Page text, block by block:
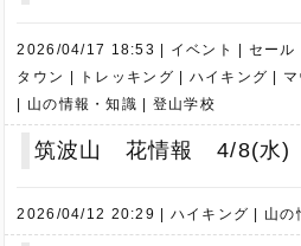
2026/04/17 18:53 イベント
セール
タウン
トレッキング ハイキング
山の情報・知識
登山学校
筑波山 花情報 4/8(水)
2026/04/12 20:29 ハイキング 山の